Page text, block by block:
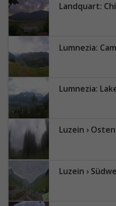
Landquart: Chimmispitz -
Lumnezia:
Lumnezia:
Luzein ›
Luzein ›